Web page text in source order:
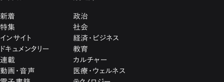
新着
特集
インサイト
ドキュメンタリー
連載
動画・音声
政治
社会
経済・ビジネス
教育
カルチャー
医療・ウェルネス